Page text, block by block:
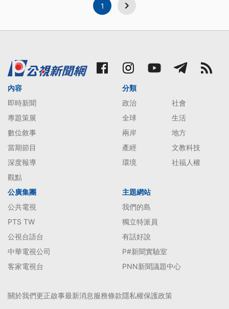
1
內容
即時新聞
專題策展
數位敘事
當期節目
深度報導
觀點
分類
政治
社會
全球
生活
兩岸
地方
產經
文教科技
環境
社福人權
公廣集團
公共電視
PTS TW
公視台語台
中華電視公司
客家電視台
主題網站
我們的島
獨立特派員
有話好說
P#新聞實驗室
PNN新聞議題中心
關於我們更正啟事最新消息服務條款隱私權保護政策